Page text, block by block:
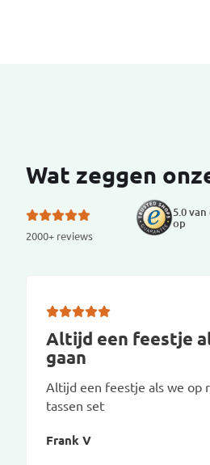
Wat zeggen
2000+ reviews
5.0
op
Altijd een feestje
gaan
Altijd een feestje als we op
tassen set
Frank V